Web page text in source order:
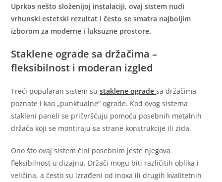
Uprkos nešto složenijoj instalaciji, ovaj sistem nudi
vrhunski estetski rezultat i često se smatra najboljim
izborom za moderne i luksuzne prostore.
Staklene ograde sa držačima –
fleksibilnost i moderan izgled
Treći popularan sistem sustaklene ogradesa držačima,
poznate i kao „punktualne“ ograde. Kod ovog sistema
stakleni paneli se pričvršćuju pomoću posebnih metalnih
držača koji se montiraju sa strane konstrukcije ili zida.
Ono što ovaj sistem čini posebnim jeste njegova
fleksibilnost u dizajnu. Držači mogu biti različitih oblika i
veličina, a često su izrađeni od inoxa ili drugih kvalitetnih